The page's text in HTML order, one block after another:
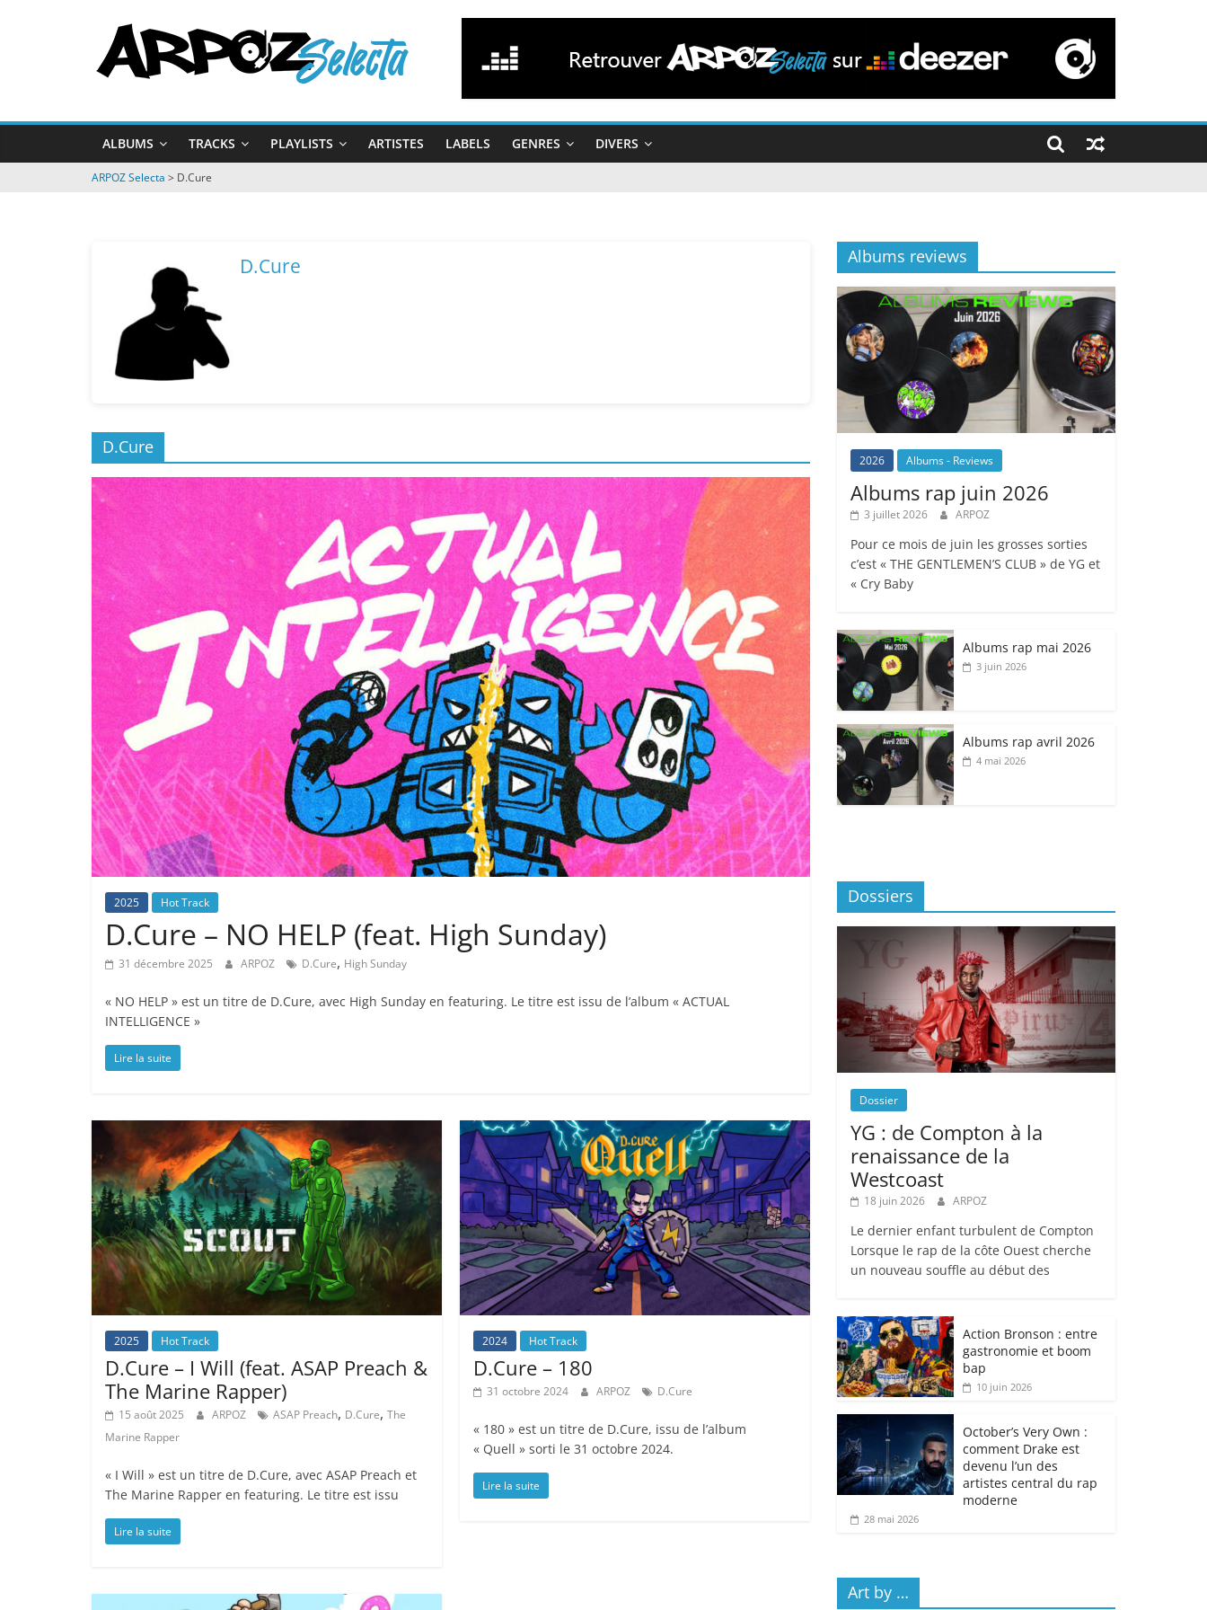
ARPOZ
Selecta
by
ARPOZ
&
ALBUMS TRACKS PLAYLISTS ARTISTES LABELS GENRES DIVERS
ARPOZ Selecta > D.Cure
D.Cure
D.Cure
2025 Hot Track
D.Cure – NO HELP (feat. High Sunday)
31 décembre 2025 ARPOZ D.Cure, High Sunday
« NO HELP » est un titre de D.Cure, avec High Sunday en featuring. Le titre est issu de l’album « ACTUAL
INTELLIGENCE »
Lire la suite
2025 Hot Track
D.Cure – I Will (feat. ASAP Preach &
The Marine Rapper)
15 août 2025 ARPOZ ASAP Preach, D.Cure, The
Marine Rapper
« I Will » est un titre de D.Cure, avec ASAP Preach et
The Marine Rapper en featuring. Le titre est issu
Lire la suite
2024 Hot Track
D.Cure – 180
31 octobre 2024 ARPOZ D.Cure
« 180 » est un titre de D.Cure, issu de l’album
« Quell » sorti le 31 octobre 2024.
Lire la suite
Albums reviews
2026 Albums - Reviews
Albums rap juin 2026
3 juillet 2026 ARPOZ
Pour ce mois de juin les grosses sorties
c’est « THE GENTLEMEN’S CLUB » de YG et
« Cry Baby
Albums rap mai 2026
3 juin 2026
Albums rap avril 2026
4 mai 2026
Dossiers
Dossier
YG : de Compton à la
renaissance de la
Westcoast
18 juin 2026 ARPOZ
Le dernier enfant turbulent de Compton
Lorsque le rap de la côte Ouest cherche
un nouveau souffle au début des
Action Bronson : entre
gastronomie et boom
bap
10 juin 2026
October’s Very Own :
comment Drake est
devenu l’un des
artistes central du rap
moderne
28 mai 2026
Art by …